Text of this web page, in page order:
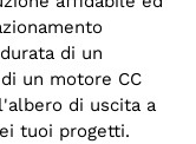
di un
un motore CC
di uscita a
tuoi progetti.